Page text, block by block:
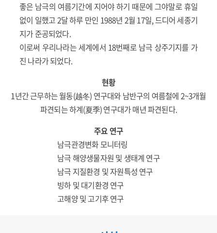
좋은 남극의 여름기간에 지어야 하기 때문에 그야말로 휴일
없이 일했고 2달 하루 만인 1988년 2월 17일, 드디어 세종기
지가 준공되었다.
이로써 우리나라는 세계에서 18번째로 남극 상주기지를 가
진 나라가 되었다.
현황
1년간 근무하는 월동(越冬) 연구대와 남반구의 여름철에 2~3개월
파견되는 하계(夏季) 연구대가 매년 파견된다.
주요 연구
남극관경변화 모니터링
남극 해양생물자원 및 생태계 연구
남극 지질환경 및 자원특성 연구
빙하 및 대기환경 연구
고해양 및 고기후 연구